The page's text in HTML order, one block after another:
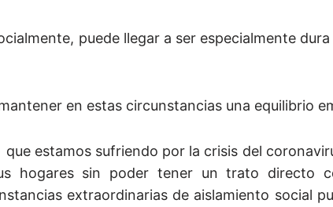
puede llegar a ser especialmente
en estas circunstancias una equilibrio
estamos sufriendo por la crisis del
hogares sin poder tener un trato directo
extraordinarias de aislamiento social